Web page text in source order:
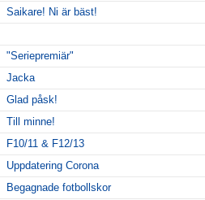
Saikare! Ni är bäst!
"Seriepremiär"
Jacka
Glad påsk!
Till minne!
F10/11 & F12/13
Uppdatering Corona
Begagnade fotbollskor